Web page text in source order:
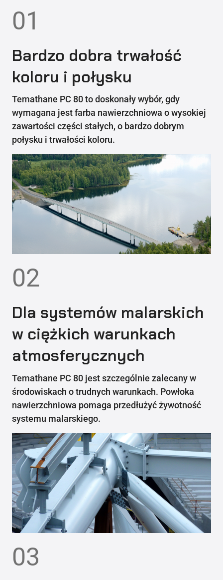
01
Bardzo dobra trwałość
koloru i połysku
Temathane PC 80 to doskonały wybór, gdy
wymagana jest farba nawierzchniowa o wysokiej
zawartości części stałych, o bardzo dobrym
połysku i trwałości koloru.
02
Dla systemów malarskich
w ciężkich warunkach
atmosferycznych
Temathane PC 80 jest szczególnie zalecany w
środowiskach o trudnych warunkach. Powłoka
nawierzchniowa pomaga przedłużyć żywotność
systemu malarskiego.
03